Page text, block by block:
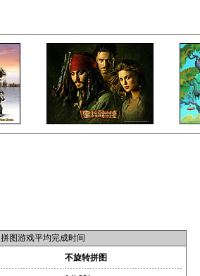
拼图游戏平均完成时间
不旋转拼图